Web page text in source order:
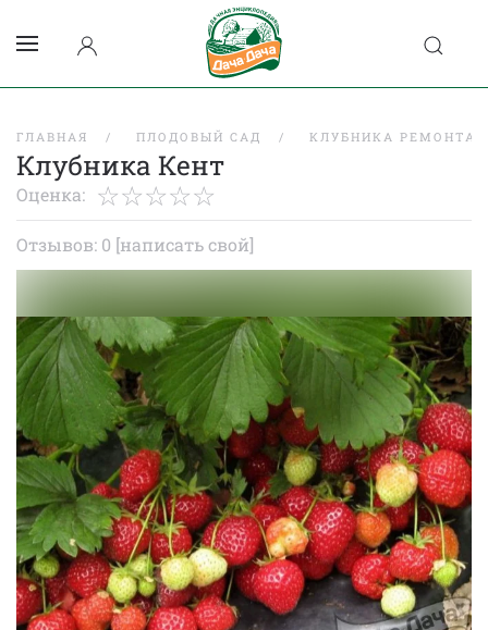
ГЛАВНАЯ ПЛОДОВЫЙ САД КЛУБНИКА
Клубника Кент
Оценка:
Отзывов: 0 [написать свой]